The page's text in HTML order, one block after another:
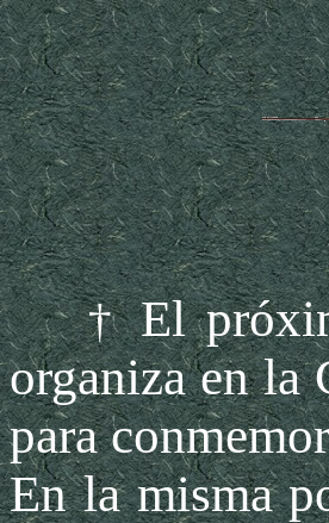
† El
organiza en la
para
En la misma